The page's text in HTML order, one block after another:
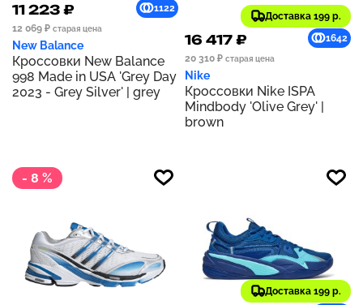
11 223 ₽
1122
12 069 ₽ старая цена
New Balance
Кроссовки New Balance
998 Made in USA 'Grey Day
2023 - Grey Silver' | grey
Доставка 199 р.
16 417 ₽
1642
20 310 ₽ старая цена
Nike
Кроссовки Nike ISPA
Mindbody 'Olive Grey' |
brown
- 8 %
Доставка 199 р.